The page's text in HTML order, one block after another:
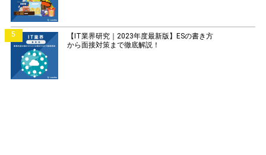
5
【IT業界研究｜2023年度最新版】ESの書き方
から面接対策まで徹底解説！